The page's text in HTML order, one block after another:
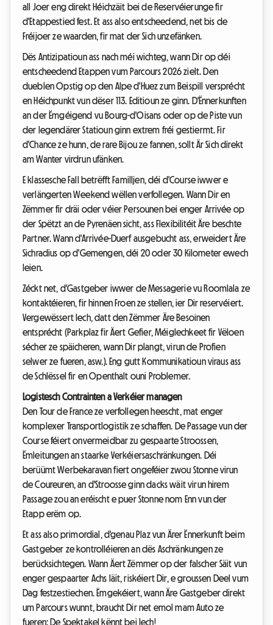
all Joer eng direkt Héichzäit bei de Reservéierunge fir
d'Etappestied fest. Et ass also entscheedend, net bis de
Fréijoer ze waarden, fir mat der Sich unzefänken.
Dës Antizipatioun ass nach méi wichteg, wann Dir op déi
entscheedend Etappen vum Parcours 2026 zielt. Den
dueblen Opstig op den Alpe d'Huez zum Beispill versprécht
en Héichpunkt vun dëser 113. Editioun ze ginn. D'Ënnerkunften
an der Ëmgéigend vu Bourg-d'Oisans oder op de Piste vun
der legendärer Statioun ginn extrem fréi gestiermt. Fir
d'Chance ze hunn, de rare Bijou ze fannen, sollt Är Sich direkt
am Wanter virdrun ufänken.
E klassesche Fall betrëfft Familljen, déi d'Course iwwer e
verlängerten Weekend wëllen verfollegen. Wann Dir en
Zëmmer fir dräi oder véier Persounen bei enger Arrivée op
der Spëtzt an de Pyrenäen sicht, ass Flexibilitéit Äre beschte
Partner. Wann d'Arrivée-Duerf ausgebucht ass, erweidert Äre
Sichradius op d'Gemengen, déi 20 oder 30 Kilometer ewech
leien.
Zéckt net, d'Gastgeber iwwer de Messagerie vu Roomlala ze
kontaktéieren, fir hinnen Froen ze stellen, ier Dir reservéiert.
Vergewëssert Iech, datt den Zëmmer Äre Besoinen
entsprécht (Parkplaz fir Äert Gefier, Méiglechkeet fir Vëloen
sécher ze späicheren, wann Dir plangt, virun de Profien
selwer ze fueren, asw.). Eng gutt Kommunikatioun viraus ass
de Schlëssel fir en Openthalt ouni Problemer.
Logistesch Contrainten a Verkéier managen
Den Tour de France ze verfollegen heescht, mat enger
komplexer Transportlogistik ze schaffen. De Passage vun der
Course féiert onvermeidbar zu gespaarte Stroossen,
Ëmleitungen an staarke Verkéiersaschränkungen. Déi
berüümt Werbekaravan fiert ongeféier zwou Stonne virun
de Coureuren, an d'Stroosse ginn dacks wäit virun hirem
Passage zou an eréischt e puer Stonne nom Enn vun der
Etapp erëm op.
Et ass also primordial, d'genau Plaz vun Ärer Ënnerkunft beim
Gastgeber ze kontrolléieren an dës Aschränkungen ze
berücksichtegen. Wann Äert Zëmmer op der falscher Säit vun
enger gespaarter Achs läit, riskéiert Dir, e groussen Deel vum
Dag festzestiechen. Ëmgekéiert, wann Äre Gastgeber direkt
um Parcours wunnt, braucht Dir net emol mam Auto ze
fueren: De Spektakel kënnt bei Iech!